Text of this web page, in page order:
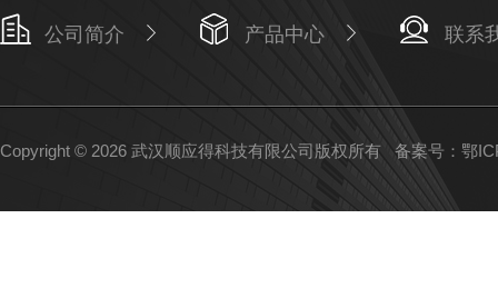
公司简介 产品中心 联系
Copyright © 2026 武汉顺应得科技有限公司版权所有备案号：鄂